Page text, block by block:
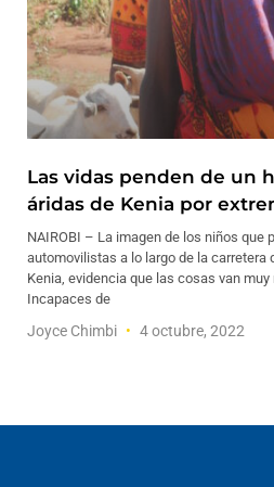
Las vidas penden de un
áridas de Kenia por
NAIROBI – La imagen de los niños que
automovilistas a lo largo de la carretera
Kenia, evidencia que las cosas van
Incapaces de
Joyce Chimbi 4 octubre, 2022